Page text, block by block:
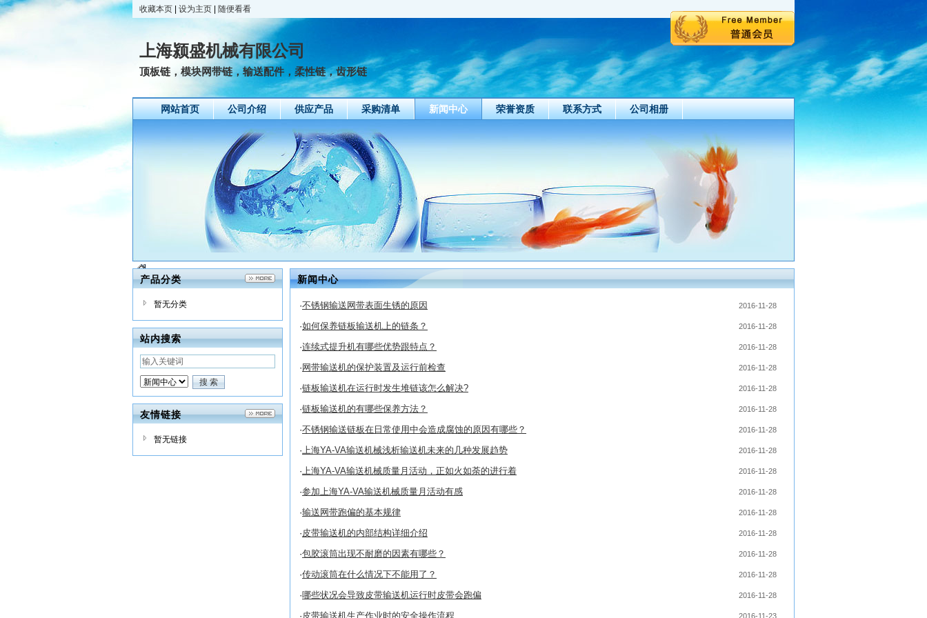
收藏本页 设为主页 随便看看
上海颍盛机械有限公司
顶板链，模块网带链，输送配件，柔性链，齿形链
网站首页 公司介绍 供应产品 采购清单 新闻中心 荣誉资质 联系方式 公司相册
产品分类
暂无分类
站内搜索
友情链接
暂无链接
新闻中心
·不锈钢输送网带表面生锈的原因 2016-11-28
·如何保养链板输送机上的链条？ 2016-11-28
·连续式提升机有哪些优势跟特点？ 2016-11-28
· 网带输送机的保护装置及运行前检查 2016-11-28
·链板输送机在运行时发生堆链该怎么解决? 2016-11-28
·链板输送机的有哪些保养方法？ 2016-11-28
·不锈钢输送链板在日常使用中会造成腐蚀的原因有哪些？ 2016-11-28
·上海YA-VA输送机械浅析输送机未来的几种发展趋势 2016-11-28
·上海YA-VA输送机械质量月活动，正如火如荼的进行着 2016-11-28
·参加上海YA-VA输送机械质量月活动有感 2016-11-28
·输送网带跑偏的基本规律 2016-11-28
·皮带输送机的内部结构详细介绍 2016-11-28
·包胶滚筒出现不耐磨的因素有哪些？ 2016-11-28
·传动滚筒在什么情况下不能用了？ 2016-11-28
·哪些状况会导致皮带输送机运行时皮带会跑偏 2016-11-28
· 皮带输送机生产作业时的安全操作流程 2016-11-23